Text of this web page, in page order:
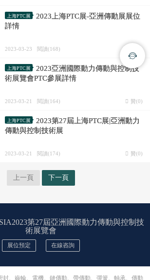
上海PTC展
2023上海PTC展-亞洲傳動展展位
詳情
2023-03-23 閱讀(168) )
上海PTC展
2023亞洲國際動力傳動與控制技
術展覽會PTC參展詳情
2023-03-21 閱讀(164) 贊(0)
上海PTC展
2023第27屆上海PTC展|亞洲動力
傳動與控制技術展
2023-03-21 閱讀(174) 贊(0)
上一頁 下一頁
第27屆亞洲國際動力傳動與控制技
術展覽會
展位預定 在線咨詢
封、齒輪、電機、鏈傳動、帶傳動、彈簧、軸承、傳動